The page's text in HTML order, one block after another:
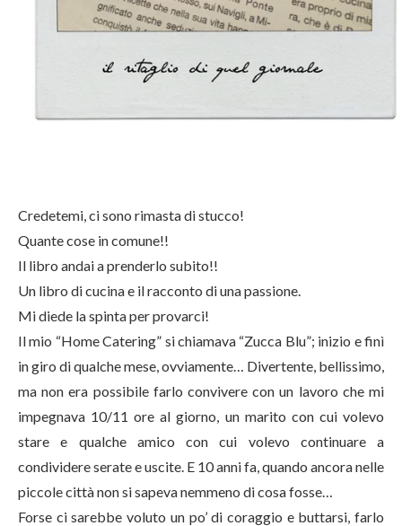
Credetemi, ci sono rimasta di stucco!
Quante cose in comune!!
Il libro andai a prenderlo subito!!
Un libro di cucina e il racconto di una passione.
Mi diede la spinta per provarci!
Il mio “Home Catering” si chiamava “Zucca Blu”; inizio e finì
in giro di qualche mese, ovviamente… Divertente, bellissimo,
ma non era possibile farlo convivere con un lavoro che mi
impegnava 10/11 ore al giorno, un marito con cui volevo
stare e qualche amico con cui volevo continuare a
condividere serate e uscite. E 10 anni fa, quando ancora nelle
piccole città non si sapeva nemmeno di cosa fosse…
Forse ci sarebbe voluto un po’ di coraggio e buttarsi, farlo